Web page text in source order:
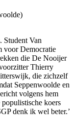
Student Van
voor Democratie
die De Nooijer
Thierry
die zichzelf
Seppenwoolde en
volgens hem
koers
denk ik wel beter.’